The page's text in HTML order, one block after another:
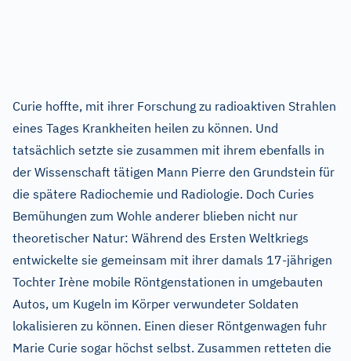
Curie hoffte, mit ihrer Forschung zu radioaktiven Strahlen
eines Tages Krankheiten heilen zu können. Und
tatsächlich setzte sie zusammen mit ihrem ebenfalls in
der Wissenschaft tätigen Mann Pierre den Grundstein für
die spätere Radiochemie und Radiologie. Doch Curies
Bemühungen zum Wohle anderer blieben nicht nur
theoretischer Natur: Während des Ersten Weltkriegs
entwickelte sie gemeinsam mit ihrer damals 17-jährigen
Tochter Irène mobile Röntgenstationen in umgebauten
Autos, um Kugeln im Körper verwundeter Soldaten
lokalisieren zu können. Einen dieser Röntgenwagen fuhr
Marie Curie sogar höchst selbst. Zusammen retteten die